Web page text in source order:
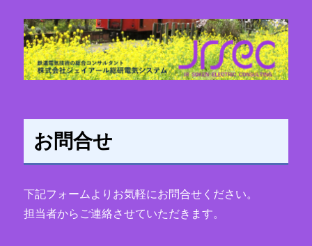
お問合せ
下記フォームよりお気軽にお問合せください。
担当者からご連絡させていただきます。